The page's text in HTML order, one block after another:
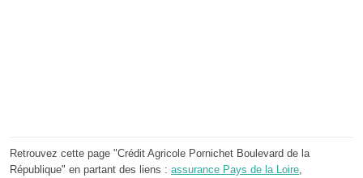
Retrouvez cette page "Crédit Agricole Pornichet Boulevard de la
République" en partant des liens : assurance Pays de la Loire